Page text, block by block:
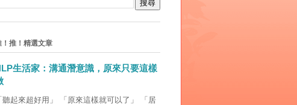
！推！精選文章
生活家：溝通潛意識，原來只要這樣
聽起來超好用」 「原來這樣就可以了」 「居